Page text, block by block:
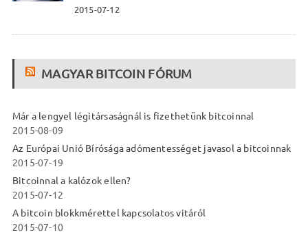
2015-07-12
MAGYAR BITCOIN FÓRUM
Már a lengyel légitársaságnál is fizethetünk bitcoinnal
2015-08-09
Az Európai Unió Bírósága adómentességet javasol a bitcoinnak
2015-07-19
Bitcoinnal a kalózok ellen?
2015-07-12
A bitcoin blokkmérettel kapcsolatos vitáról
2015-07-10